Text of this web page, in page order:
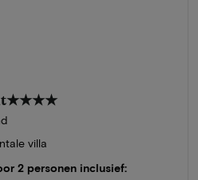
★★★★
villa
2 personen inclusief: